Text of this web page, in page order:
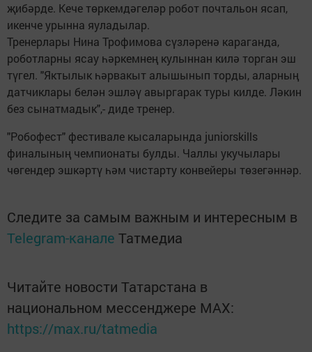
җибәрде. Кече төркемдәгеләр робот почтальон ясап,
икенче урынна яуладылар.
Тренерлары Нина Трофимова сүзләренә караганда,
роботларны ясау һәркемнең кулыннан килә торган эш
түгел. "Яктылык һәрвакыт алышынып торды, аларның
датчиклары белән эшләү авыргарак туры килде. Ләкин
без сынатмадык",- диде тренер.
"Робофест" фестивале кысаларында juniorskills
финалының чемпионаты булды. Чаллы укучылары
чөгендер эшкәртү һәм чистарту конвейеры төзегәннәр.
Следите за самым важным и интересным в
Telegram-канале Татмедиа
Читайте новости Татарстана в
национальном мессенджере MАХ:
https://max.ru/tatmedia